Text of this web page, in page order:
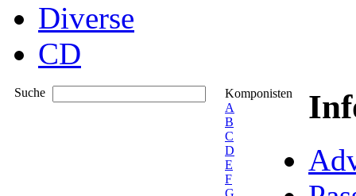
Diverse
CD
Suche
Komponisten
A
B
C
D
E
F
G